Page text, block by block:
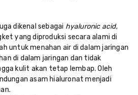
dikenal sebagai hyaluronic acid,
yang diproduksi secara alami di
untuk menahan air di dalam jaringan
di dalam jaringan dan tidak
kulit akan tetap lembap. Oleh
asam hialuronat menjadi